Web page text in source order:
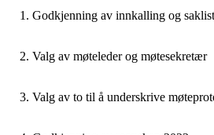
Godkjenning av innkalling og
Valg av møteleder og møtesekretær
Valg av to til å underskrive